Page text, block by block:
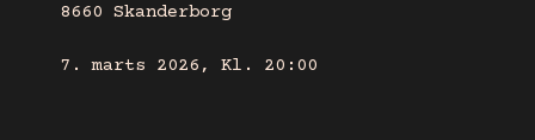
8660 Skanderborg
7. marts 2026, Kl. 20:00